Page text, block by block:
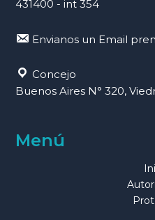
431400 - int 354
Envianos un Email
Concejo
Buenos Aires N° 320,
Menú